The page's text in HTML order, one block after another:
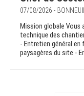
07/08/2026 -
Mission globale Vous
technique des
- Entretien général
paysagères du site -